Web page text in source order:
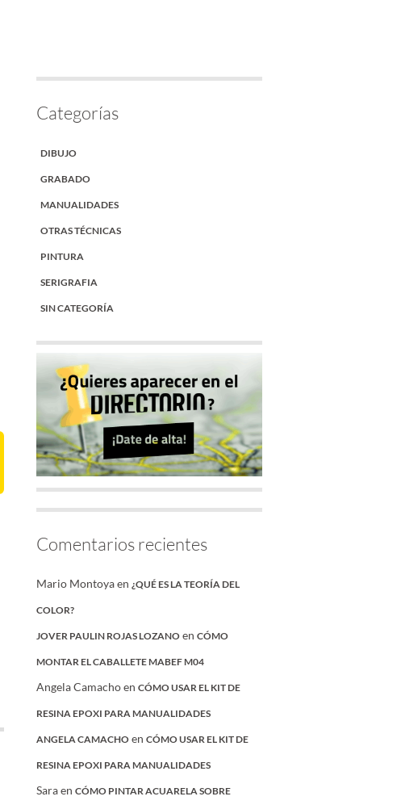
Categorías
DIBUJO
GRABADO
MANUALIDADES
OTRAS TÉCNICAS
PINTURA
SERIGRAFIA
SIN CATEGORÍA
Comentarios recientes
Mario Montoyaen ¿QUÉ ES LA TEORÍA DEL
COLOR?
JOVER PAULIN ROJAS LOZANO en CÓMO
MONTAR EL CABALLETE MABEF M04
Angela Camachoen CÓMO USAR EL KIT DE
RESINA EPOXI PARA MANUALIDADES
ANGELA CAMACHO en CÓMO USAR EL KIT DE
RESINA EPOXI PARA MANUALIDADES
Saraen CÓMO PINTAR ACUARELA SOBRE